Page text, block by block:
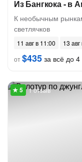
Из Бангкока - в
К необычным
светлячков
11 авг в 11:00
13
от$435 за всё до 4
1 отзыв